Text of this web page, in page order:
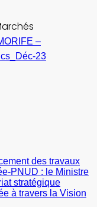
–
23
des travaux
PNUD : le Ministre
stratégique
à travers la Vision